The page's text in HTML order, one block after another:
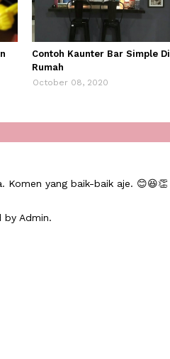
Contoh Kaunter Bar Simple Di
Rumah
October 08, 2020
Komen yang baik-baik aje. 😊😆👏
by Admin.